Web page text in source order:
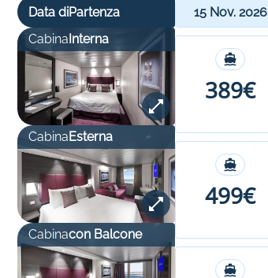
Data diPartenza
CabinaInterna
CabinaEsterna
Cabinacon Balcone
15 Nov. 2026
389€
499€